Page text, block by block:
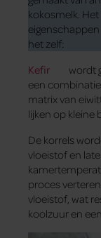
kokosmelk.
het zelf:
Kefir
wordt
een
matrix van
lijken op kleine
De korrels
vloeistof en
proces
vloeistof, wat
koolzuur en